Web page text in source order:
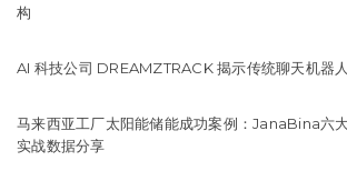
构
AI 科技公司 DREAMZTRACK 揭示传统聊天机器
马来西亚工厂太阳能储能成功案例：JanaBina六
实战数据分享